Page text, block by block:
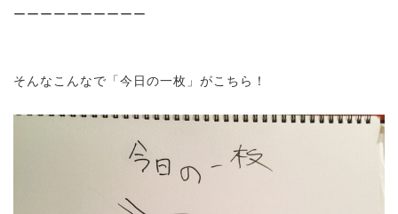
ーーーーーーーーーー
そんなこんなで「今日の一枚」がこちら！